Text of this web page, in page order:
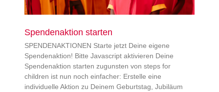
Spendenaktion starten
SPENDENAKTIONEN Starte jetzt Deine eigene
Spendenaktion! Bitte Javascript aktivieren Deine
Spendenaktion starten zugunsten von steps for
children ist nun noch einfacher: Erstelle eine
individuelle Aktion zu Deinem Geburtstag, Jubiläum